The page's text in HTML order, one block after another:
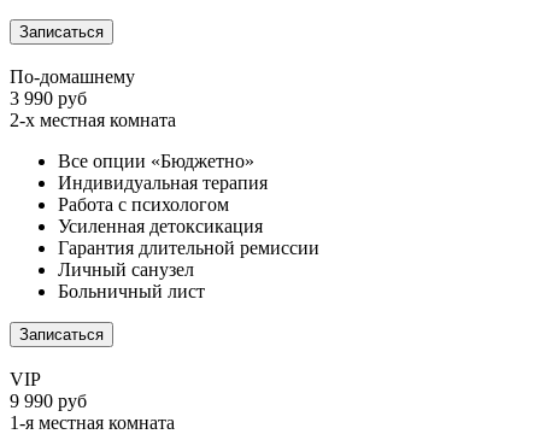
Записаться
По-домашнему
3 990 руб
2-х местная комната
Все опции «Бюджетно»
Индивидуальная терапия
Работа с психологом
Усиленная детоксикация
Гарантия длительной ремиссии
Личный санузел
Больничный лист
Записаться
VIP
9 990 руб
1-я местная комната